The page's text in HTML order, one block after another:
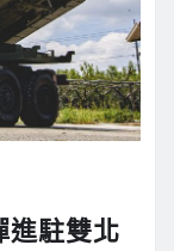
進駐雙北